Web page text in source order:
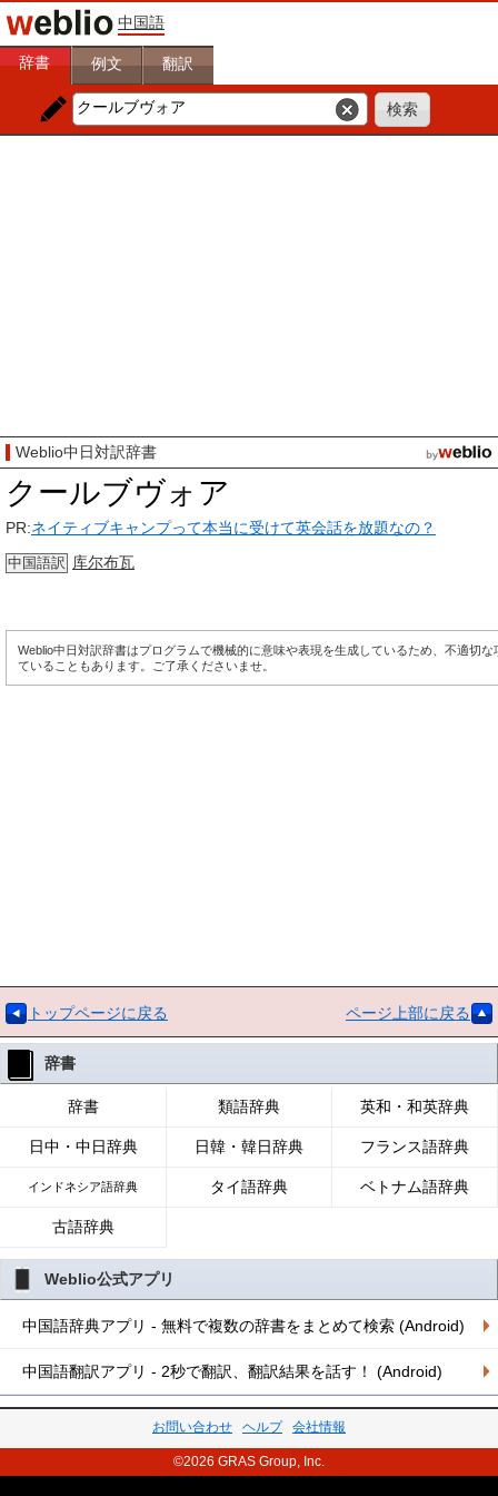
中国語
辞書 例文 翻訳
Weblio中日対訳辞書
クールブヴォア
PR:ネイティブキャンプって本当に受けて英会話を放題なの？
中国語訳 库尔布瓦
Weblio中日対訳辞書はプログラムで機械的に意味や表現を生成しているため、不適切な
ていることもあります。ご了承くださいませ。
トップページに戻る ページ上部に戻る
辞書
辞書 類語辞典 英和・和英辞典
日中・中日辞典 日韓・韓日辞典 フランス語辞典
インドネシア語辞典 タイ語辞典 ベトナム語辞典
古語辞典
Weblio公式アプリ
中国語辞典アプリ - 無料で複数の辞書をまとめて検索 (Android)
中国語翻訳アプリ - 2秒で翻訳、翻訳結果を話す！ (Android)
お問い合わせ ヘルプ 会社情報
©2026 GRAS Group, Inc.